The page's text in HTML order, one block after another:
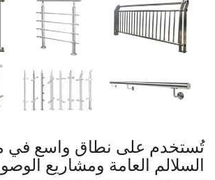
تُستخدم على نطاق واسع في
السلالم العامة ومشاريع